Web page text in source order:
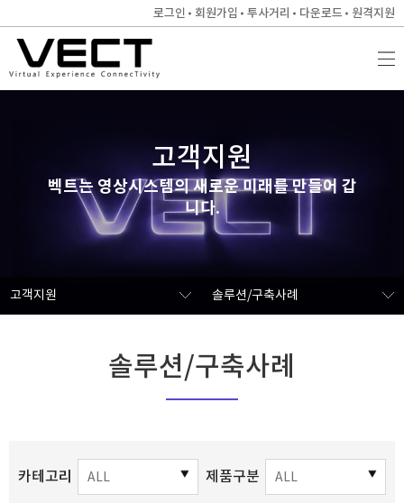
로그인 회원가입 투사거리 다운로드 원격지원
고객지원
벡트는 영상시스템의 새로운 미래를 만들어 갑
니다.
고객지원 솔루션/구축사례
솔루션/구축사례
카테고리 제품구분